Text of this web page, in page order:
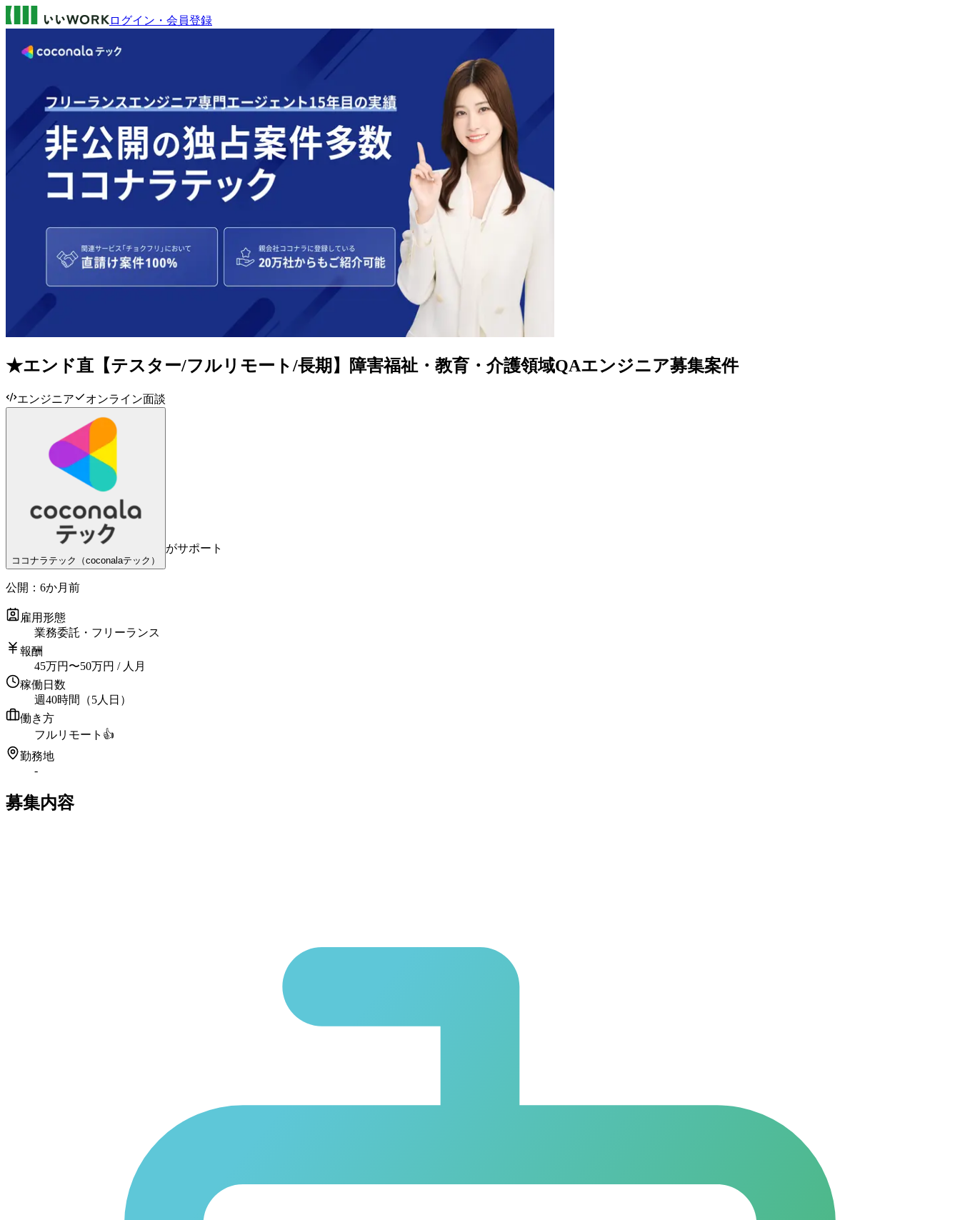
ログイン・会員登録
★エンド直【テスター/フルリモート/長期】障害福祉・教育・介護領域QAエンジニア募集案件
エンジニア オンライン面談
ココナラテック（coconalaテック）
がサポート
公開： 6か月前
雇用形態
業務委託・フリーランス
報酬
45万円 〜50万円 / 人月
稼働日数
週40時間（5人日）
働き方
フルリモート 👍
勤務地
-
募集内容